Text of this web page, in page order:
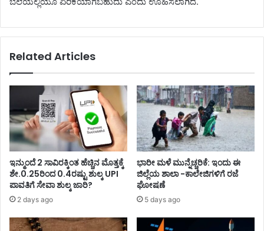
Related Articles
ಇನ್ಮುಂದೆ 2 ಸಾವಿರಕ್ಕಿಂತ ಹೆಚ್ಚಿನ ಮೊತ್ತಕ್ಕೆ
ಶೇ.0.25ರಿಂದ 0.4ರಷ್ಟು ಶುಲ್ಕ UPI
ಪಾವತಿಗೆ ಸೇವಾ ಶುಲ್ಕ ಜಾರಿ?
2 days ago
ಭಾರೀ ಮಳೆ ಮುನ್ನೆಚ್ಚರಿಕೆ: ಇಂದು ಈ
ಜಿಲ್ಲೆಯ ಶಾಲಾ -ಕಾಲೇಜಿಗಳಿಗೆ ರಜೆ
ಘೋಷಣೆ
5 days ago